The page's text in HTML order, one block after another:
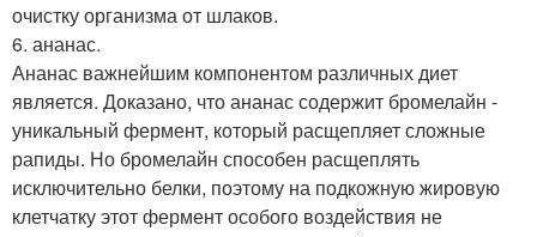
очистку организма от шлаков.
6. ананас.
Ананас важнейшим компонентом различных диет
является. Доказано, что ананас содержит бромелайн -
уникальный фермент, который расщепляет сложные
рапиды. Но бромелайн способен расщеплять
исключительно белки, поэтому на подкожную жировую
клетчатку этот фермент особого воздействия не